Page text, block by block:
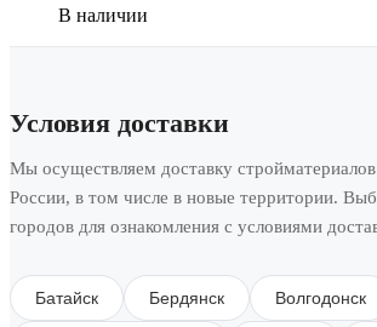
В наличии
Условия доставки
Мы осуществляем доставку
России, в том числе в новые территории.
городов для ознакомления с условиями
Батайск Бердянск Волгодонск